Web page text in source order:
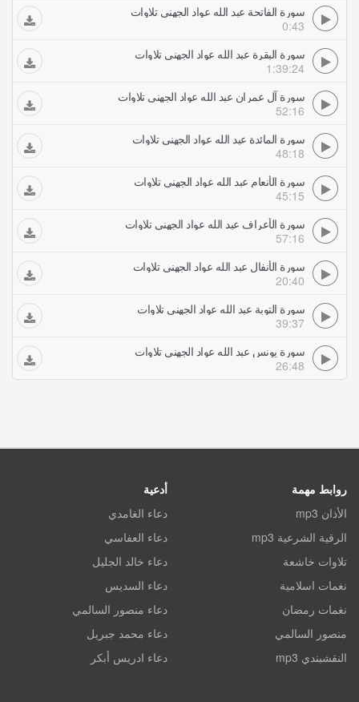
سورة الفاتحة عبد الله عواد الجهني تلاوات
0:43
سورة البقرة عبد الله عواد الجهني تلاوات
1:39:24
سورة آل عمران عبد الله عواد الجهني تلاوات
52:16
سورة المائدة عبد الله عواد الجهني تلاوات
48:18
سورة الأنعام عبد الله عواد الجهني تلاوات
45:15
سورة الأعراف عبد الله عواد الجهني تلاوات
57:16
سورة الأنفال عبد الله عواد الجهني تلاوات
20:40
سورة التوبة عبد الله عواد الجهني تلاوات
39:37
سورة يونس عبد الله عواد الجهني تلاوات
26:48
روابط مهمة
الأذان mp3
الرقية الشرعية mp3
تلاوات خاشعة
نغمات اسلامية
نغمات رمضان
منصور السالمي
النقشبندي mp3
أدعية
دعاء الغامدي
دعاء العفاسي
دعاء خالد الجليل
دعاء السديس
دعاء منصور السالمي
دعاء محمد جبريل
دعاء ادريس أبكر